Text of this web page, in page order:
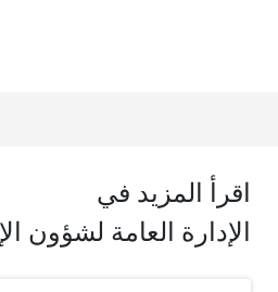
اقرأ المزيد في
الإدارة العامة لشؤون